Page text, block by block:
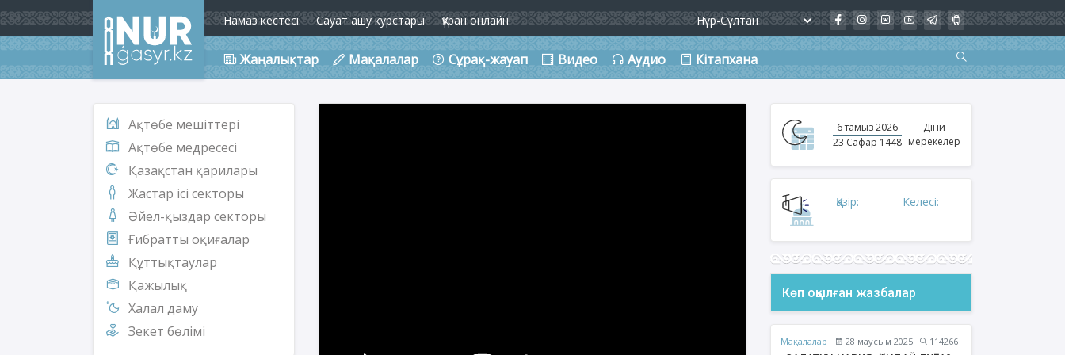
Намаз кестесі Сауат ашу курстары Құран онлайн
Жаңалықтар Мақалалар Сұрақ-жауап Видео Аудио Кітапхана
Ақтөбе мешіттері
Ақтөбе медресесі
Қазақстан қарилары
Жастар ісі секторы
Әйел-қыздар секторы
Ғибратты оқиғалар
Құттықтаулар
Қажылық
Халал даму
Зекет бөлімі
6 тамыз 2026
23 Сафар 1448
Діни
мерекелер
Қазір: Келесі:
Көп оқылған жазбалар
Мақалалар 28 маусым 2025
114266